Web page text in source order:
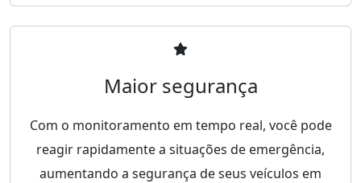
Maior segurança
Com o monitoramento em tempo real, você pode
reagir rapidamente a situações de emergência,
aumentando a segurança de seus veículos em